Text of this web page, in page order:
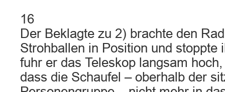
16
Der Beklagte zu 2) brachte den
Strohballen in Position und stoppte
fuhr er das Teleskop langsam
dass die Schaufel – oberhalb der